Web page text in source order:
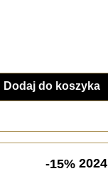
Dodaj do koszyka
-15% 2024